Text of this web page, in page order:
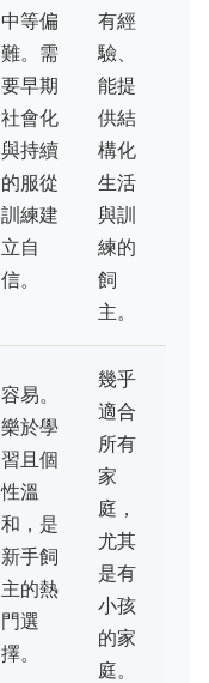
中等偏
難。需
要早期
社會化
與持續
的服從
訓練建
立自
信。
有經
驗、
能提
供結
構化
生活
與訓
練的
飼
主。
容易。
樂於學
習且個
性溫
和，是
新手飼
主的熱
門選
擇。
幾乎
適合
所有
家
庭，
尤其
是有
小孩
的家
庭。